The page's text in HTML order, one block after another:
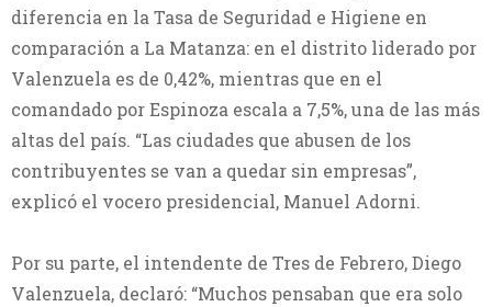
diferencia en la Tasa de Seguridad e Higiene en
comparación a La Matanza: en el distrito liderado por
Valenzuela es de 0,42%, mientras que en el
comandado por Espinoza escala a 7,5%, una de las más
altas del país. “Las ciudades que abusen de los
contribuyentes se van a quedar sin empresas”,
explicó el vocero presidencial, Manuel Adorni.
Por su parte, el intendente de Tres de Febrero, Diego
Valenzuela, declaró: “Muchos pensaban que era solo